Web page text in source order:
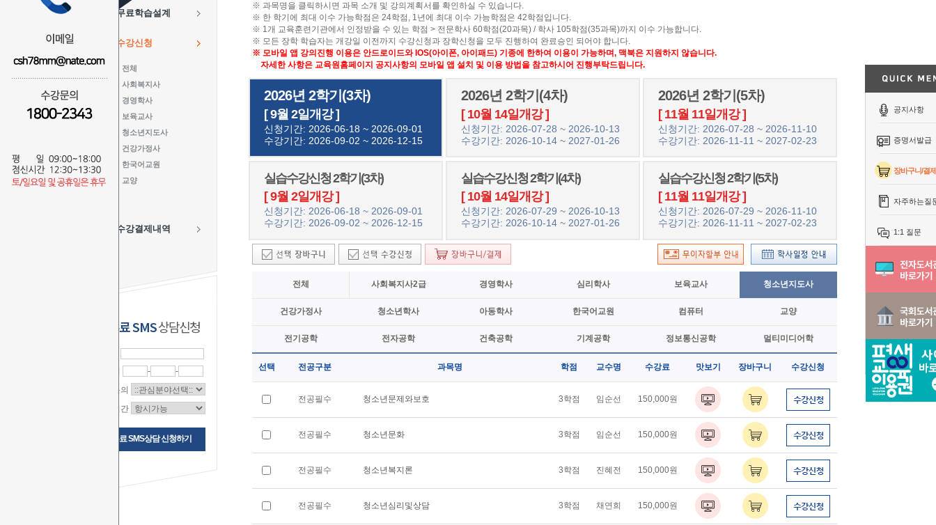
공지사항
증명서발급
장바구니/결제
자주하는질
1:1 질문
무료학습설계
수강신청
전체
사회복지사
경영학사
보육교사
청소년지도사
건강가정사
한국어교원
교양
수강결제내역
무료 SMS상담신청
-
-
상담문의
상담시간
무료 SMS상담 신청하기
※ 과목명을 클릭하시면 과목 소개 및 강의계획서를 확인하실 수 있습니다.
※ 한 학기에 최대 이수 가능학점은 24학점, 1년에 최대 이수 가능학점은 42학점입니다.
※ 1개 교육훈련기관에서 인정받을 수 있는 학점 > 전문학사 60학점(20과목) / 학사 105학점(35과목)까지 이수 가능합니다.
※ 모든 장학 학습자는 개강일 이전까지 수강신청과 장학신청을 모두 진행하여 완료승인 되어야 합니다.
※ 모바일 앱 강의진행 이용은 안드로이드와 IOS(아이폰, 아이패드) 기종에 한하여 이용이 가능하며, 맥북은 지원하지 않습니다.
자세한 사항은 교육원홈페이지 공지사항의 모바일 앱 설치 및 이용 방법을 참고하시어 진행부탁드립니다.
2026년 2학기(3차)
[ 9월 2일개강 ]
신청기간: 2026-06-18 ~ 2026-09-01
수강기간: 2026-09-02 ~ 2026-12-15
2026년 2학기(4차)
[ 10월 14일개강 ]
신청기간: 2026-07-28 ~ 2026-10-13
수강기간: 2026-10-14 ~ 2027-01-26
2026년 2학기(5차)
[ 11월 11일개강 ]
신청기간: 2026-07-28 ~ 2026-11-10
수강기간: 2026-11-11 ~ 2027-02-23
실습수강신청 2학기(3차)
[ 9월 2일개강 ]
신청기간: 2026-06-18 ~ 2026-09-01
수강기간: 2026-09-02 ~ 2026-12-15
실습수강신청 2학기(4차)
[ 10월 14일개강 ]
신청기간: 2026-07-29 ~ 2026-10-13
수강기간: 2026-10-14 ~ 2027-01-26
실습수강신청 2학기(5차)
[ 11월 11일개강 ]
신청기간: 2026-07-29 ~ 2026-11-10
수강기간: 2026-11-11 ~ 2027-02-23
전체 사회복지사2급 경영학사 심리학사 보육교사 청소년지도사
건강가정사 청소년학사 아동학사 한국어교원 컴퓨터 교양
전기공학 전자공학 건축공학 기계공학 정보통신공학 멀티미디어학
선택 전공구분 과목명 학점 교수명 수강료 맛보기 장바구니 수강신청
전공필수 청소년문제와보호 3학점 임순선 150,000원
전공필수 청소년문화 3학점 임순선 150,000원
전공필수 청소년복지론 3학점 진혜전 150,000원
전공필수 청소년심리및상담 3학점 채연희 150,000원